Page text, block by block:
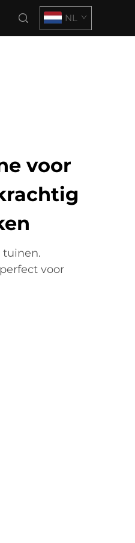
NL
voor
tuinen.
voor